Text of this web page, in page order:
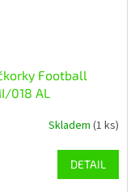
Football
018 AL
Skladem (1 ks)
DETAIL